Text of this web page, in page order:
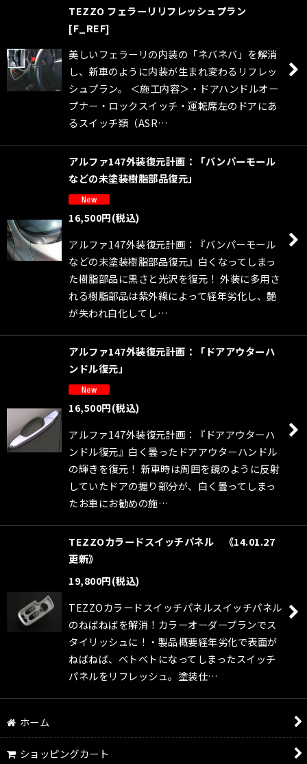
TEZZO フェラーリリフレッシュプラン
[F_REF]
美しいフェラーリの内装の「ネバネバ」を解消
し、新車のように内装が生まれ変わるリフレッ
シュプラン。 ＜施工内容＞・ドアハンドルオー
プナー・ロックスイッチ・運転席左のドアにあ
るスイッチ類（ASR…
アルファ147外装復元計画：「バンパーモール
などの未塗装樹脂部品復元」
16,500円(税込)
アルファ147外装復元計画：『バンパーモール
などの未塗装樹脂部品復元』白くなってしまっ
た樹脂部品に黒さと光沢を復元！ 外装に多用さ
れる樹脂部品は紫外線によって経年劣化し、艶
が失われ白化してし…
アルファ147外装復元計画：「ドアアウターハ
ンドル復元」
16,500円(税込)
アルファ147外装復元計画：『ドアアウターハ
ンドル復元』白く曇ったドアアウターハンドル
の輝きを復元！ 新車時は周囲を鏡のように反射
していたドアの握り部分が、白く曇ってしまっ
たお車にお勧めの施…
TEZZOカラードスイッチパネル 《14.01.27
更新》
19,800円(税込)
TEZZOカラードスイッチパネルスイッチパネル
のねばねばを解消！カラーオーダープランでス
タイリッシュに！・製品概要経年劣化で表面が
ねばねば、ベトベトになってしまったスイッチ
パネルをリフレッシュ。塗装仕…
ホーム
ショッピングカート